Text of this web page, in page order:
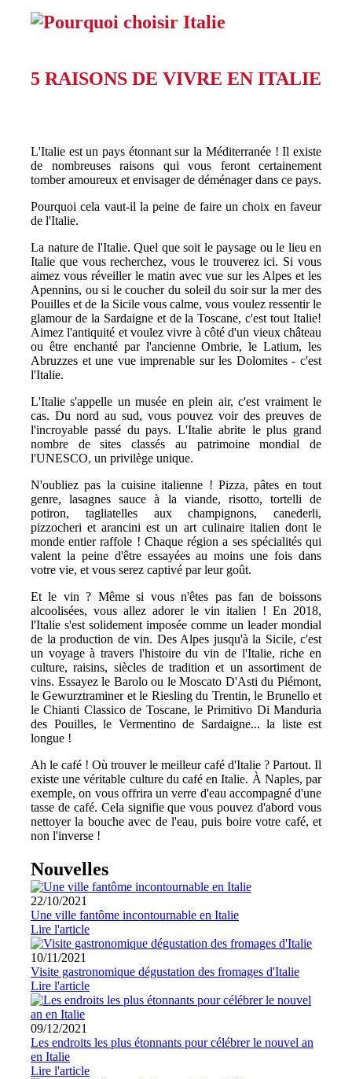
5 RAISONS DE VIVRE EN ITALIE
L'Italie est un pays étonnant sur la Méditerranée ! Il existe
de nombreuses raisons qui vous feront certainement
tomber amoureux et envisager de déménager dans ce pays.
Pourquoi cela vaut-il la peine de faire un choix en faveur
de l'Italie.
La nature de l'Italie. Quel que soit le paysage ou le lieu en
Italie que vous recherchez, vous le trouverez ici. Si vous
aimez vous réveiller le matin avec vue sur les Alpes et les
Apennins, ou si le coucher du soleil du soir sur la mer des
Pouilles et de la Sicile vous calme, vous voulez ressentir le
glamour de la Sardaigne et de la Toscane, c'est tout Italie!
Aimez l'antiquité et voulez vivre à côté d'un vieux château
ou être enchanté par l'ancienne Ombrie, le Latium, les
Abruzzes et une vue imprenable sur les Dolomites - c'est
l'Italie.
L'Italie s'appelle un musée en plein air, c'est vraiment le
cas. Du nord au sud, vous pouvez voir des preuves de
l'incroyable passé du pays. L'Italie abrite le plus grand
nombre de sites classés au patrimoine mondial de
l'UNESCO, un privilège unique.
N'oubliez pas la cuisine italienne ! Pizza, pâtes en tout
genre, lasagnes sauce à la viande, risotto, tortelli de
potiron, tagliatelles aux champignons, canederli,
pizzocheri et arancini est un art culinaire italien dont le
monde entier raffole ! Chaque région a ses spécialités qui
valent la peine d'être essayées au moins une fois dans
votre vie, et vous serez captivé par leur goût.
Et le vin ? Même si vous n'êtes pas fan de boissons
alcoolisées, vous allez adorer le vin italien ! En 2018,
l'Italie s'est solidement imposée comme un leader mondial
de la production de vin. Des Alpes jusqu'à la Sicile, c'est
un voyage à travers l'histoire du vin de l'Italie, riche en
culture, raisins, siècles de tradition et un assortiment de
vins. Essayez le Barolo ou le Moscato D'Asti du Piémont,
le Gewurztraminer et le Riesling du Trentin, le Brunello et
le Chianti Classico de Toscane, le Primitivo Di Manduria
des Pouilles, le Vermentino de Sardaigne... la liste est
longue !
Ah le café ! Où trouver le meilleur café d'Italie ? Partout. Il
existe une véritable culture du café en Italie. À Naples, par
exemple, on vous offrira un verre d'eau accompagné d'une
tasse de café. Cela signifie que vous pouvez d'abord vous
nettoyer la bouche avec de l'eau, puis boire votre café, et
non l'inverse !
Nouvelles
22/10/2021
Une ville fantôme incontournable en Italie
Lire l'article
10/11/2021
Visite gastronomique dégustation des fromages d'Italie
Lire l'article
09/12/2021
Les endroits les plus étonnants pour célébrer le nouvel an
en Italie
Lire l'article